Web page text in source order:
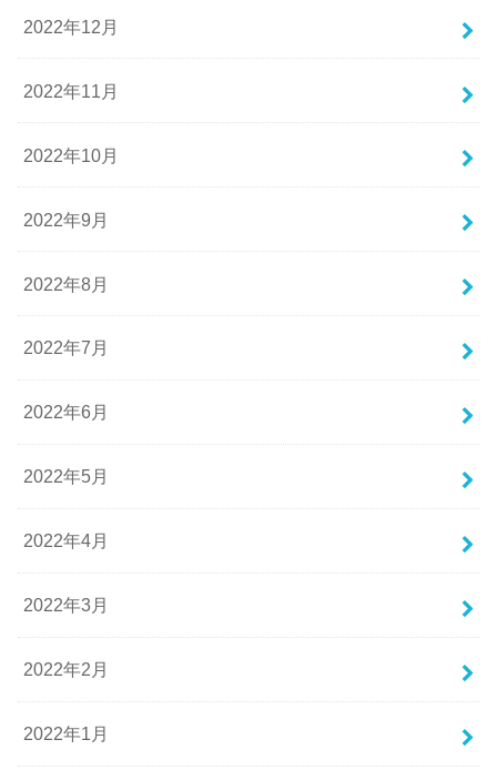
2022年12月
2022年11月
2022年10月
2022年9月
2022年8月
2022年7月
2022年6月
2022年5月
2022年4月
2022年3月
2022年2月
2022年1月